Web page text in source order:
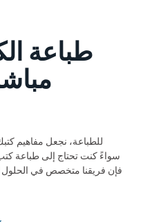
طباعة
سواءً كنت تحتاج إلى طباعة
فإن فريقنا متخصص في